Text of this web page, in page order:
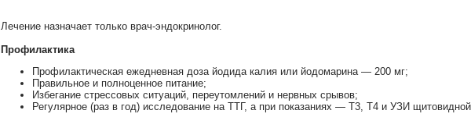
Лечение назначает только врач-эндокринолог.
Профилактика
Профилактическая ежедневная доза йодида калия или йодомарина — 200 мг;
Правильное и полноценное питание;
Избегание стрессовых ситуаций, переутомлений и нервных срывов;
Регулярное (раз в год) исследование на ТТГ, а при показаниях — Т3, Т4 и УЗИ